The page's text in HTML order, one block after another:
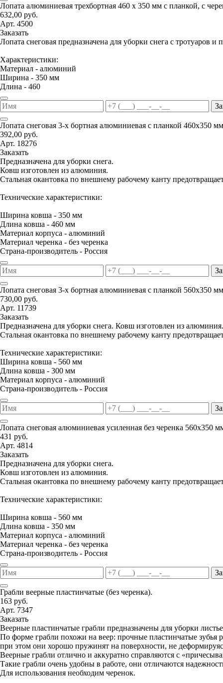
Лопата алюминиевая трехбортная 460 х 350 мм с планкой, с
632,00 руб.
Арт. 4500
Заказать
Лопата снеговая предназначена для уборки снега с тротуаров
Характеристики:
Материал - алюминий
Ширина - 350 мм
Длина - 460
Лопата снеговая 3-х бортная алюминиевая с планкой 460х350 мм
392,00 руб.
Арт. 18276
Заказать
Предназначена для уборки снега.
Ковш изготовлен из алюминия.
Стальная окантовка по внешнему рабочему канту
Технические характеристики:
Ширина ковша - 350 мм
Длина ковша - 460 мм
Материал корпуса - алюминий
Материал черенка - без черенка
Страна-производитель - Россия
Лопата снеговая 3-х бортная алюминиевая с планкой 560х350 мм
730,00 руб.
Арт. 11739
Заказать
Предназначена для уборки снега. Ковш изготовлен из алюминия.
Стальная окантовка по внешнему рабочему канту
Технические характеристики:
Ширина ковша - 560 мм
Длина ковша - 300 мм
Материал корпуса - алюминий
Страна-производитель - Россия
Лопата снеговая алюминиевая усиленная без черенка 560х350
431 руб.
Арт. 4814
Заказать
Предназначена для уборки снега.
Ковш изготовлен из алюминия.
Стальная окантовка по внешнему рабочему канту
Технические характеристики:
Ширина ковша - 560 мм
Длина ковша - 350 мм
Материал корпуса - алюминий
Материал черенка - без черенка
Страна-производитель - Россия
Грабли веерные пластинчатые (без черенка).
163 руб.
Арт. 7347
Заказать
Веерные пластинчатые грабли предназначены для уборки
По форме грабли похожи на веер: прочные пластинчатые зубья
при этом они хорошо пружинят на поверхности, не
Веерные грабли отлично и аккуратно справляются с
Такие грабли очень удобны в работе, они отличаются
Для использования необходим черенок.